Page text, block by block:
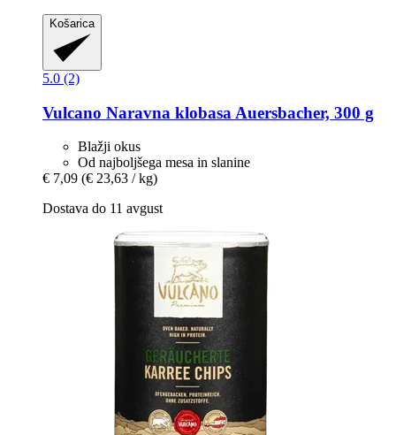
Košarica
5.0 (2)
Vulcano Naravna klobasa Auersbacher, 300 g
Blažji okus
Od najboljšega mesa in slanine
€ 7,09 (€ 23,63 / kg)
Dostava do 11 avgust